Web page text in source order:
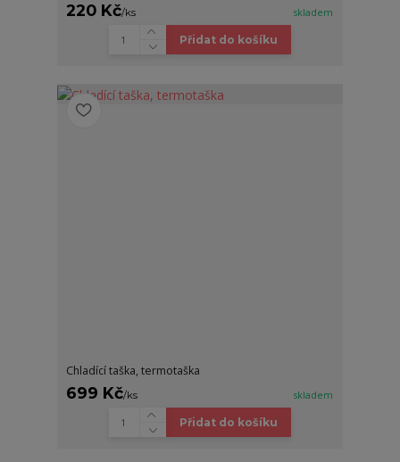
220 Kč/ks skladem
Přidat do košíku
Chladící taška, termotaška
699 Kč/ks skladem
Přidat do košíku